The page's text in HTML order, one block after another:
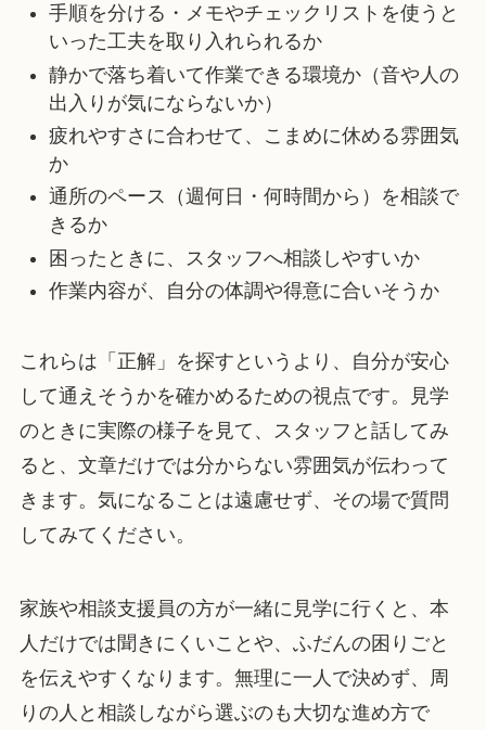
手順を分ける・メモやチェックリストを使うと
いった工夫を取り入れられるか
静かで落ち着いて作業できる環境か（音や人の
出入りが気にならないか）
疲れやすさに合わせて、こまめに休める雰囲気
か
通所のペース（週何日・何時間から）を相談で
きるか
困ったときに、スタッフへ相談しやすいか
作業内容が、自分の体調や得意に合いそうか
これらは「正解」を探すというより、自分が安心
して通えそうかを確かめるための視点です。見学
のときに実際の様子を見て、スタッフと話してみ
ると、文章だけでは分からない雰囲気が伝わって
きます。気になることは遠慮せず、その場で質問
してみてください。
家族や相談支援員の方が一緒に見学に行くと、本
人だけでは聞きにくいことや、ふだんの困りごと
を伝えやすくなります。無理に一人で決めず、周
りの人と相談しながら選ぶのも大切な進め方で